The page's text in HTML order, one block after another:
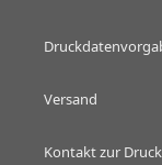
Versand
Kontakt zur